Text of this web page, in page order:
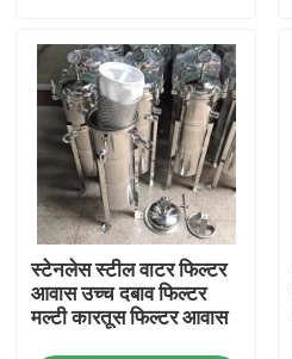
घर
उत्पादों
वीडियो
हमारे बारे में
स्टेनलेस स्टील वाटर फिल्टर
आवास उच्च दबाव फिल्टर
मल्टी कारतूस फिल्टर आवास